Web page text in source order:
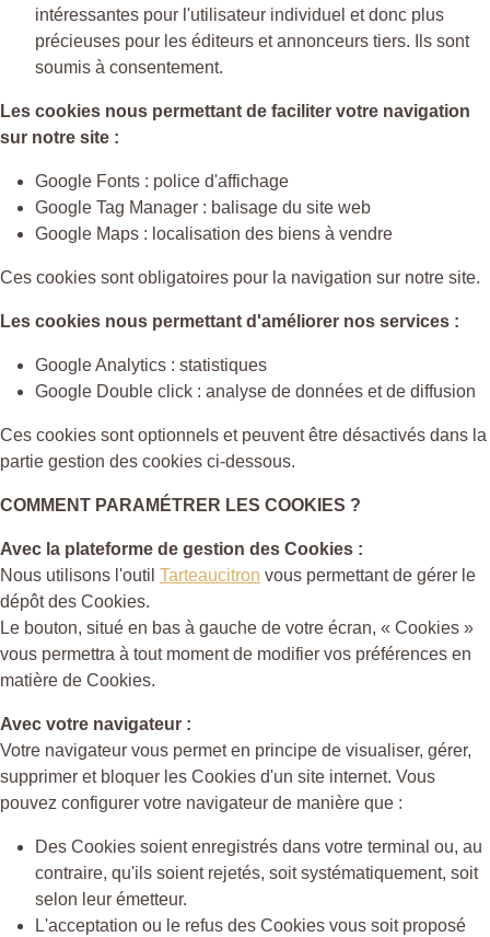
intéressantes pour l'utilisateur individuel et donc plus
précieuses pour les éditeurs et annonceurs tiers. Ils sont
soumis à consentement.
Les cookies nous permettant de faciliter votre navigation
sur notre site :
Google Fonts : police d'affichage
Google Tag Manager : balisage du site web
Google Maps : localisation des biens à vendre
Ces cookies sont obligatoires pour la navigation sur notre site.
Les cookies nous permettant d'améliorer nos services :
Google Analytics : statistiques
Google Double click : analyse de données et de diffusion
Ces cookies sont optionnels et peuvent être désactivés dans la
partie gestion des cookies ci-dessous.
COMMENT PARAMÉTRER LES COOKIES ?
Avec la plateforme de gestion des Cookies :
Nous utilisons l'outil Tarteaucitron vous permettant de gérer le
dépôt des Cookies.
Le bouton, situé en bas à gauche de votre écran, « Cookies »
vous permettra à tout moment de modifier vos préférences en
matière de Cookies.
Avec votre navigateur :
Votre navigateur vous permet en principe de visualiser, gérer,
supprimer et bloquer les Cookies d'un site internet. Vous
pouvez configurer votre navigateur de manière que :
Des Cookies soient enregistrés dans votre terminal ou, au
contraire, qu'ils soient rejetés, soit systématiquement, soit
selon leur émetteur.
L'acceptation ou le refus des Cookies vous soit proposé